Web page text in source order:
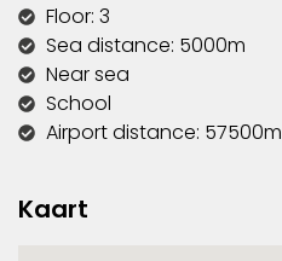
Floor: 3
Sea distance: 5000m
Near sea
School
Airport distance: 57500m
Kaart